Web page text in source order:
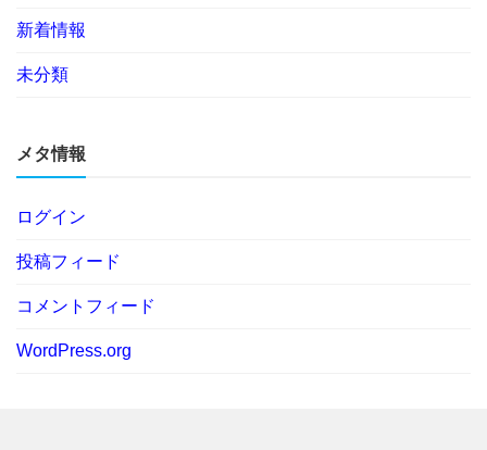
新着情報
未分類
メタ情報
ログイン
投稿フィード
コメントフィード
WordPress.org